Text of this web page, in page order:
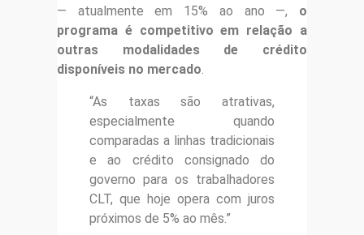
— atualmente em 15% ao ano —, o
programa é competitivo em relação a
outras modalidades de crédito
disponíveis no mercado
“As taxas são atrativas,
especialmente quando
comparadas a linhas tradicionais
e ao crédito consignado do
governo para os trabalhadores
CLT, que hoje opera com juros
próximos de 5% ao mês.”